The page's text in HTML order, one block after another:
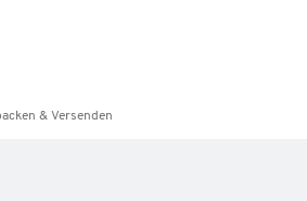
& Versenden